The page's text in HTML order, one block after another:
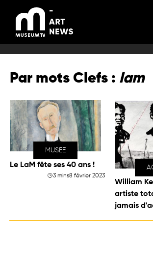
contenu
Par mots Clefs : lam
MUSEE
Le LaM fête ses 40 ans !
3 mins8 février 2023
William
artiste
jamais